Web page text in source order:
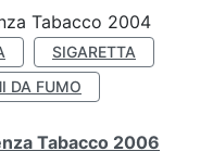
Tabacco 2004
SIGARETTA
DA FUMO
Tabacco 2006